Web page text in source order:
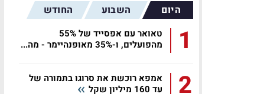
היום השבוע החודש
1
טאואר עם אפסייד של 55%
מהפועלים, ו-35% מאופנהיימר - מה...
2
אמפא רוכשת את סרוגו בתמורה של
עד 160 מיליון שקל